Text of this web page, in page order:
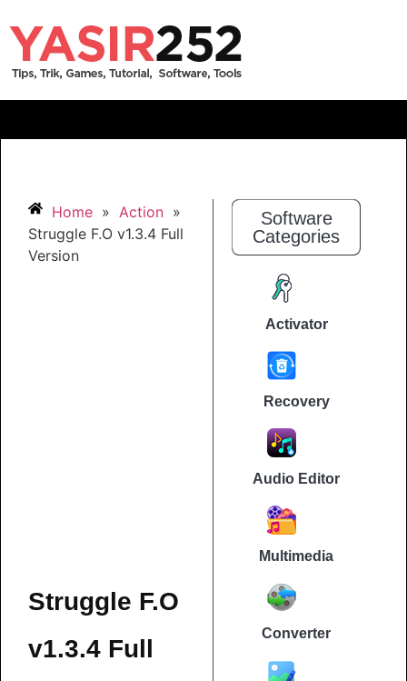
Home » Action »
Struggle F.O v1.3.4 Full
Version
Struggle F.O
v1.3.4 Full
Software
Categories
Activator
Recovery
Audio Editor
Multimedia
Converter